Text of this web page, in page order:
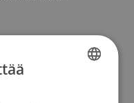
parissa